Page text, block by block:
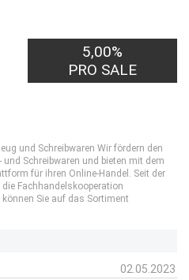
5,00%
PRO SALE
und Schreibwaren Wir fördern den
und Schreibwaren und bieten mit dem
für ihren Online-Handel. Seit der
Fachhandelskooperation
können Sie auf das Sortiment
02.05.2023